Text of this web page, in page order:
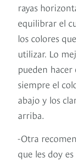
rayas
equilibrar el
los colores
utilizar. Lo
pueden hacer
siempre el
abajo y los
arriba.
-Otra
que les doy